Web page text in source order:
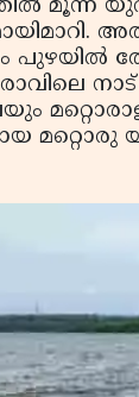
മൂന്ന്
പുഴയില്‍
രാവിലെ